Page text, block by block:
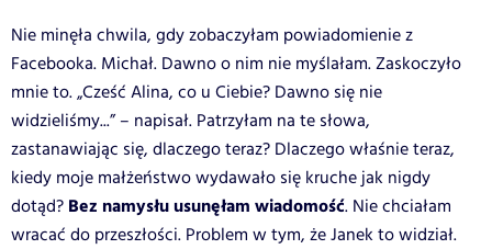
Nie minęła chwila, gdy zobaczyłam powiadomienie z
Facebooka. Michał. Dawno o nim nie myślałam. Zaskoczyło
mnie to. „Cześć Alina, co u Ciebie? Dawno się nie
widzieliśmy...” – napisał. Patrzyłam na te słowa,
zastanawiając się, dlaczego teraz? Dlaczego właśnie teraz,
kiedy moje małżeństwo wydawało się kruche jak nigdy
dotąd? Bez namysłu usunęłam wiadomość. Nie chciałam
wracać do przeszłości. Problem w tym, że Janek to widział.